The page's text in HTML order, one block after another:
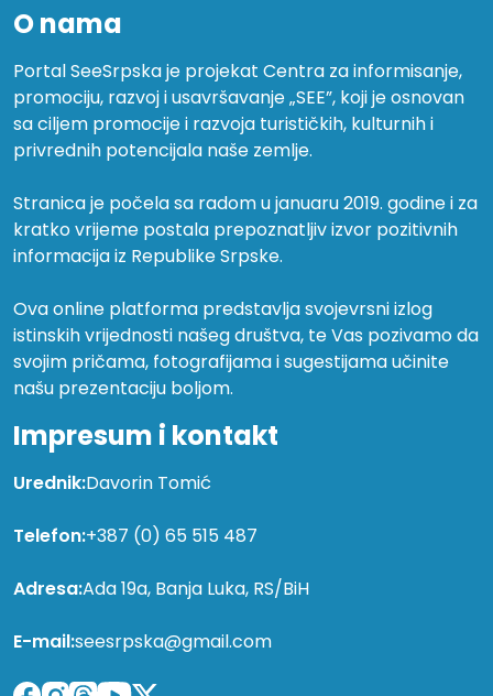
O nama
Portal SeeSrpska je projekat Centra za informisanje,
promociju, razvoj i usavršavanje „SEE”, koji je osnovan
sa ciljem promocije i razvoja turističkih, kulturnih i
privrednih potencijala naše zemlje.
Stranica je počela sa radom u januaru 2019. godine i za
kratko vrijeme postala prepoznatljiv izvor pozitivnih
informacija iz Republike Srpske.
Ova online platforma predstavlja svojevrsni izlog
istinskih vrijednosti našeg društva, te Vas pozivamo da
svojim pričama, fotografijama i sugestijama učinite
našu prezentaciju boljom.
Impresum i kontakt
Urednik:Davorin Tomić
Telefon:+387 (0) 65 515 487
Adresa:Ada 19a, Banja Luka, RS/BiH
E-mail:seesrpska@gmail.com